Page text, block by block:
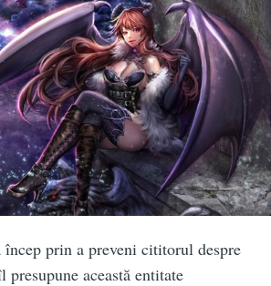
prin a preveni cititorul despre
această entitate